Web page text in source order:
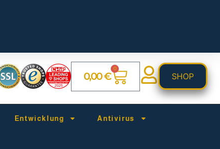
0,00€
0
SHOP
Entwicklung Antivirus